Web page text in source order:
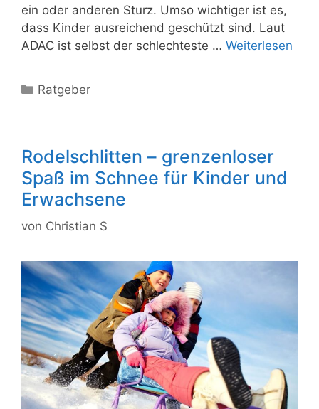
ein oder anderen Sturz. Umso wichtiger ist es,
dass Kinder ausreichend geschützt sind. Laut
ADAC ist selbst der schlechteste … Weiterlesen
Kategorien
Ratgeber
Rodelschlitten – grenzenloser
Spaß im Schnee für Kinder und
Erwachsene
von Christian S